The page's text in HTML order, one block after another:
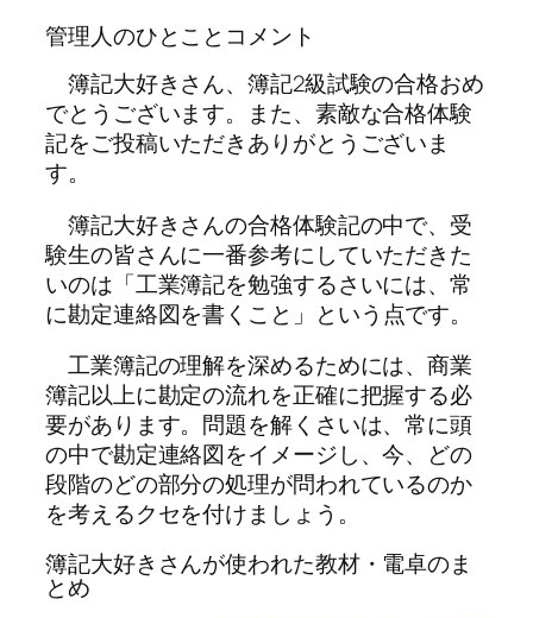
管理人のひとことコメント
簿記大好きさん、簿記2級試験の合格おめ
でとうございます。また、素敵な合格体験
記をご投稿いただきありがとうございま
す。
簿記大好きさんの合格体験記の中で、受
験生の皆さんに一番参考にしていただきた
いのは「工業簿記を勉強するさいには、常
に勘定連絡図を書くこと 」という点です。
工業簿記の理解を深めるためには、商業
簿記以上に勘定の流れを正確に把握する必
要があります。問題を解くさいは、常に頭
の中で勘定連絡図をイメージし、今、どの
段階のどの部分の処理が問われているのか
を考えるクセを付けましょう。
簿記大好きさんが使われた教材・電卓のま
とめ